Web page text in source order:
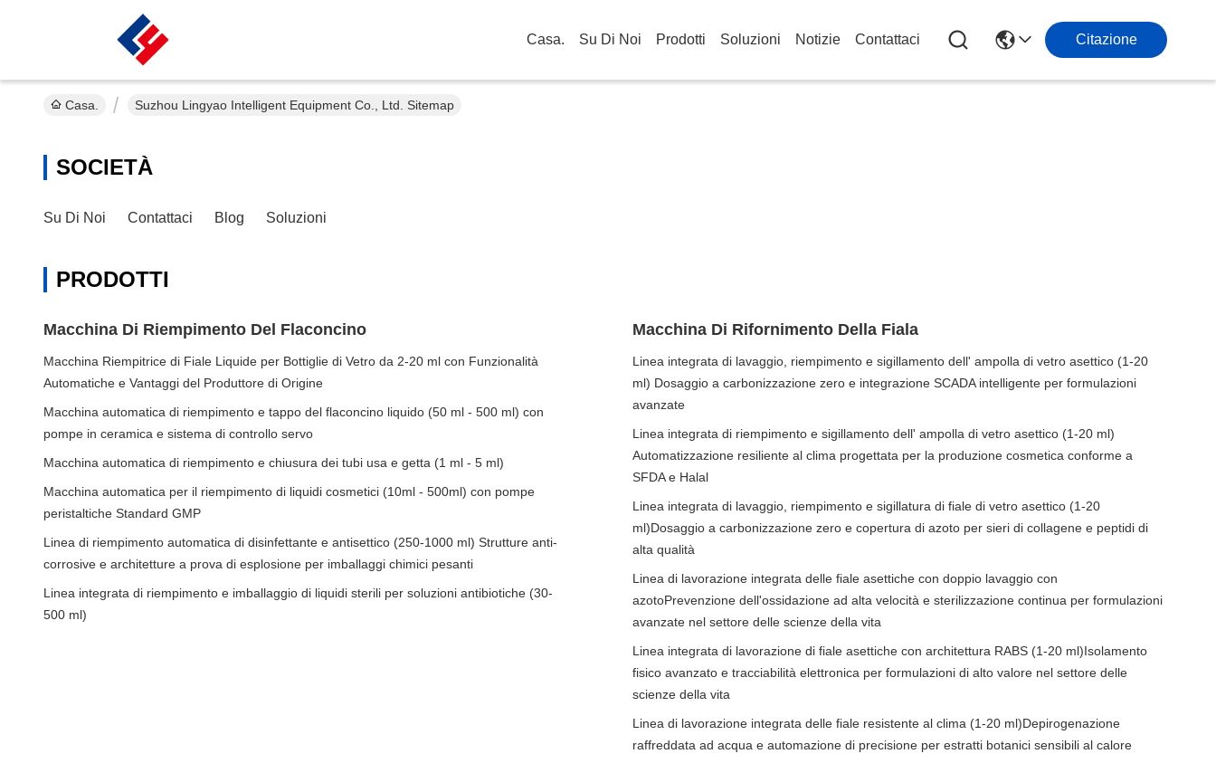
Casa. Su Di Noi Prodotti Soluzioni Notizie Contattaci Citazione
Casa. Suzhou Lingyao Intelligent Equipment Co., Ltd. Sitemap
SOCIETÀ
Su Di Noi Contattaci Blog Soluzioni
PRODOTTI
Macchina Di Riempimento Del Flaconcino
Macchina Riempitrice di Fiale Liquide per Bottiglie di Vetro da 2-20 ml con Funzionalità
Automatiche e Vantaggi del Produttore di Origine
Macchina automatica di riempimento e tappo del flaconcino liquido (50 ml - 500 ml) con
pompe in ceramica e sistema di controllo servo
Macchina automatica di riempimento e chiusura dei tubi usa e getta (1 ml - 5 ml)
Macchina automatica per il riempimento di liquidi cosmetici (10ml - 500ml) con pompe
peristaltiche Standard GMP
Linea di riempimento automatica di disinfettante e antisettico (250-1000 ml) Strutture anti-
corrosive e architetture a prova di esplosione per imballaggi chimici pesanti
Linea integrata di riempimento e imballaggio di liquidi sterili per soluzioni antibiotiche (30-
500 ml)
Macchina Di Rifornimento Della Fiala
Linea integrata di lavaggio, riempimento e sigillamento dell' ampolla di vetro asettico (1-20
ml) Dosaggio a carbonizzazione zero e integrazione SCADA intelligente per formulazioni
avanzate
Linea integrata di riempimento e sigillamento dell' ampolla di vetro asettico (1-20 ml)
Automatizzazione resiliente al clima progettata per la produzione cosmetica conforme a
SFDA e Halal
Linea integrata di lavaggio, riempimento e sigillatura di fiale di vetro asettico (1-20
ml)Dosaggio a carbonizzazione zero e copertura di azoto per sieri di collagene e peptidi di
alta qualità
Linea di lavorazione integrata delle fiale asettiche con doppio lavaggio con
azotoPrevenzione dell'ossidazione ad alta velocità e sterilizzazione continua per formulazioni
avanzate nel settore delle scienze della vita
Linea integrata di lavorazione di fiale asettiche con architettura RABS (1-20 ml)Isolamento
fisico avanzato e tracciabilità elettronica per formulazioni di alto valore nel settore delle
scienze della vita
Linea di lavorazione integrata delle fiale resistente al clima (1-20 ml)Depirogenazione
raffreddata ad acqua e automazione di precisione per estratti botanici sensibili al calore